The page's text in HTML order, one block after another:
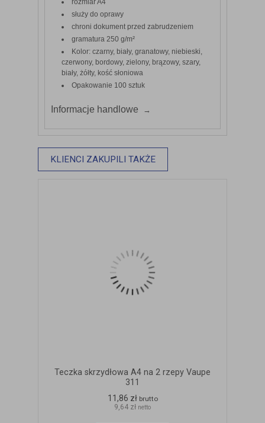
rozmiar A4
służy do oprawy
chroni dokument przed zabrudzeniem
gramatura 250 g/m²
Kolor: czarny, biały, granatowy, niebieski,
czerwony, bordowy, zielony, brązowy, szary,
biały, żółty, kość słoniowa
Opakowanie 100 sztuk
Informacje handlowe
KLIENCI ZAKUPILI TAKŻE
Teczka skrzydłowa A4 na 2 rzepy Vaupe
311
11,86 zł brutto
9,64 zł netto